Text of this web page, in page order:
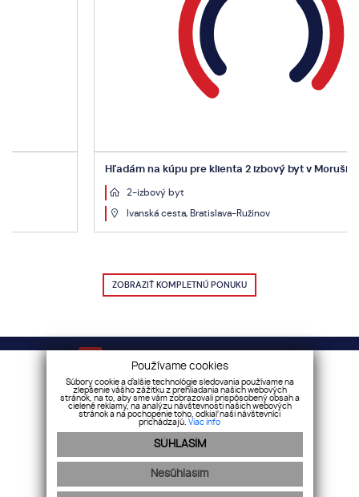
Hľadám na kúpu pre klienta 2 izbový byt v Morušiach
Ivanská cesta, Bratislava-Ružinov
ZOBRAZIŤ KOMPLETNÚ PONUKU
Váš sprievodca nehnuteľnosťami!
Cenník služieb|Etický kódex|Reklamačný poriadok|
Všeobecné obchodné podmienky
Sociálne siete
GDPR|Cookies
Používame cookies
Súbory cookie a ďalšie technológie sledovania používame na
zlepšenie vášho zážitku z prehliadania našich webových
stránok, na to, aby sme vám zobrazovali prispôsobený obsah a
cielené reklamy, na analýzu návštevnosti našich webových
stránok a na pochopenie toho, odkiaľ naši návštevníci
prichádzajú. Viac info
SÚHLASÍM
Nesúhlasím